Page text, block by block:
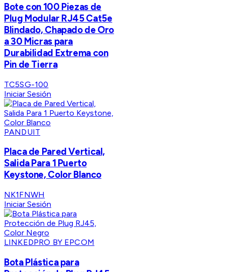
Bote con 100 Piezas de
Plug Modular RJ45 Cat5e
Blindado, Chapado de Oro
a 30 Micras para
Durabilidad Extrema con
Pin de Tierra
TC5SG-100
Iniciar Sesión
PANDUIT
Placa de Pared Vertical,
Salida Para 1 Puerto
Keystone, Color Blanco
NK1FNWH
Iniciar Sesión
LINKEDPRO BY EPCOM
Bota Plástica para